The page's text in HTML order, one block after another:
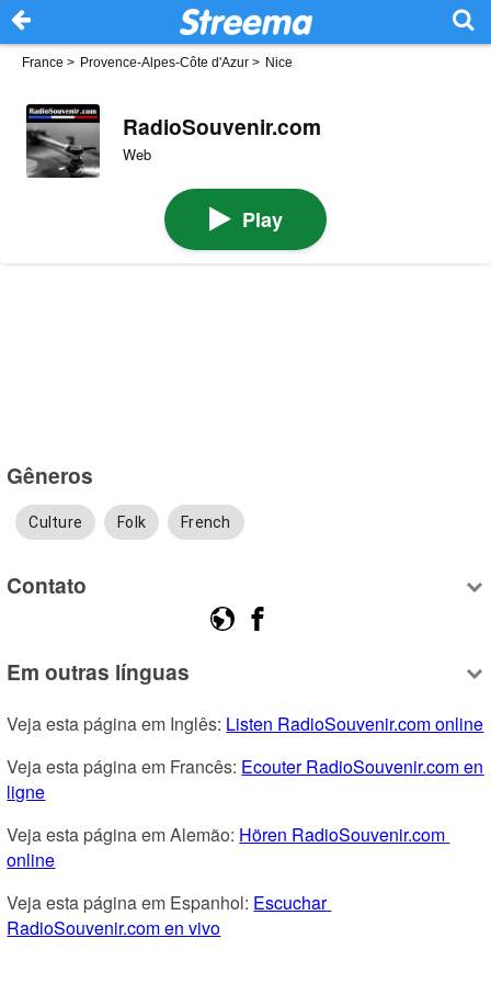
France > Provence-Alpes-Côte d'Azur > Nice
RadioSouvenir.com
Web
Play
Gêneros
Culture Folk French
Contato
Em outras línguas
Veja esta página em Inglês: Listen RadioSouvenir.com online
Veja esta página em Francês: Ecouter RadioSouvenir.com en
ligne
Veja esta página em Alemão: Hören RadioSouvenir.com
online
Veja esta página em Espanhol: Escuchar
RadioSouvenir.com en vivo